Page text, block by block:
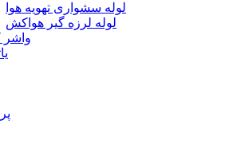
لوله سشواری تهویه هوا
لوله لرزه گیر هواکش
واشر